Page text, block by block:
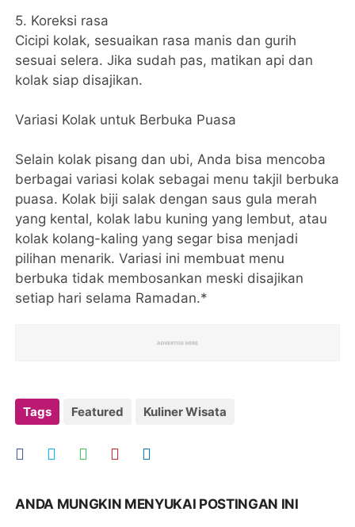
5. Koreksi rasa
Cicipi kolak, sesuaikan rasa manis dan gurih
sesuai selera. Jika sudah pas, matikan api dan
kolak siap disajikan.
Variasi Kolak untuk Berbuka Puasa
Selain kolak pisang dan ubi, Anda bisa mencoba
berbagai variasi kolak sebagai menu takjil berbuka
puasa. Kolak biji salak dengan saus gula merah
yang kental, kolak labu kuning yang lembut, atau
kolak kolang-kaling yang segar bisa menjadi
pilihan menarik. Variasi ini membuat menu
berbuka tidak membosankan meski disajikan
setiap hari selama Ramadan.*
Tags Featured Kuliner Wisata
ANDA MUNGKIN MENYUKAI POSTINGAN INI